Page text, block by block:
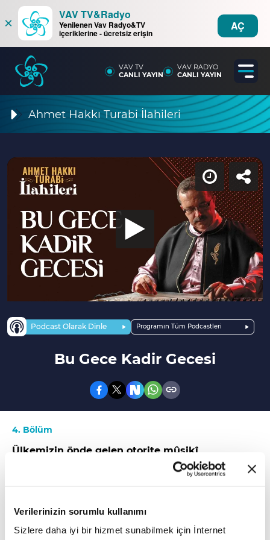
Verilerinizin sorumlu kullanımı
Sizlere daha iyi bir hizmet sunabilmek için İnternet
×
VAV TV&Radyo
Yenilenen Vav Radyo&TV
içeriklerine - ücretsiz erişin
AÇ
VAV TV
CANLI YAYIN
VAV RADYO
CANLI YAYIN
Ahmet Hakkı Turabi İlahileri
Podcast Olarak Dinle Programın Tüm Podcastleri
Bu Gece Kadir Gecesi
4. Bölüm
Ülkemizin önde gelen otorite mûsikî
şahsiyetlerinden biri olan Prof. Dr. Ahmet Hakkı
Turabi'nin VAV TV'de yayınlanan VAV Nağme
Gecesi" ilahisiyle sizlerle buluşturuyoruz.